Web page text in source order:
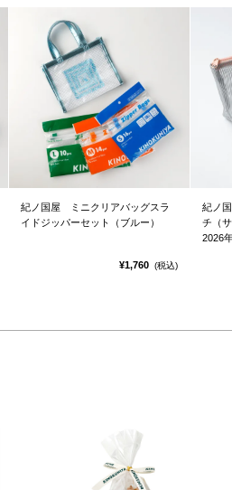
紀ノ国屋 ミニクリアバッグスラ
イドジッパーセット（ブルー）
¥1,760 (税込)
紀ノ
チ（
2026